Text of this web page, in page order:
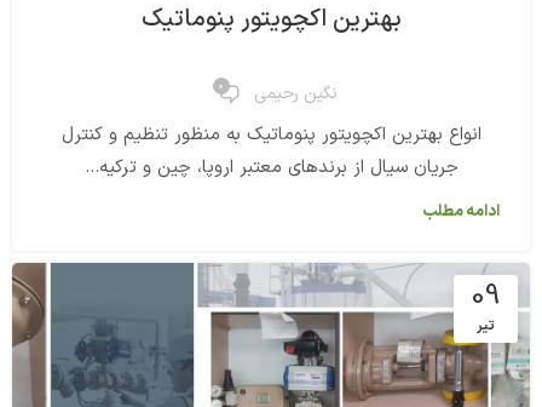
بهترین اکچویتور پنوماتیک
نگین رحیمی 0
انواع بهترین اکچویتور پنوماتیک به منظور تنظیم و کنترل
جریان سیال از برندهای معتبر اروپا، چین و ترکیه...
ادامه مطلب
09
تیر